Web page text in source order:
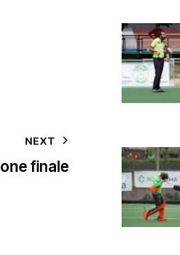
NEXT
finale